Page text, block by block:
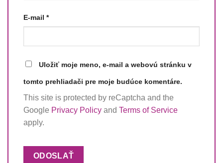
E-mail *
Uložiť moje meno, e-mail a webovú stránku v
tomto prehliadači pre moje budúce komentáre.
This site is protected by reCaptcha and the
Google Privacy Policy and Terms of Service
apply.